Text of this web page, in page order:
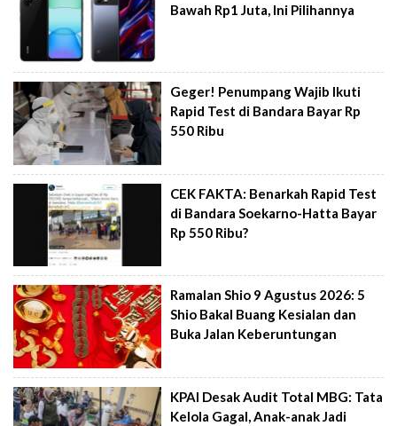
Bawah Rp1 Juta, Ini Pilihannya
Geger! Penumpang Wajib Ikuti
Rapid Test di Bandara Bayar Rp
550 Ribu
CEK FAKTA: Benarkah Rapid Test
di Bandara Soekarno-Hatta Bayar
Rp 550 Ribu?
Ramalan Shio 9 Agustus 2026: 5
Shio Bakal Buang Kesialan dan
Buka Jalan Keberuntungan
KPAI Desak Audit Total MBG: Tata
Kelola Gagal, Anak-anak Jadi